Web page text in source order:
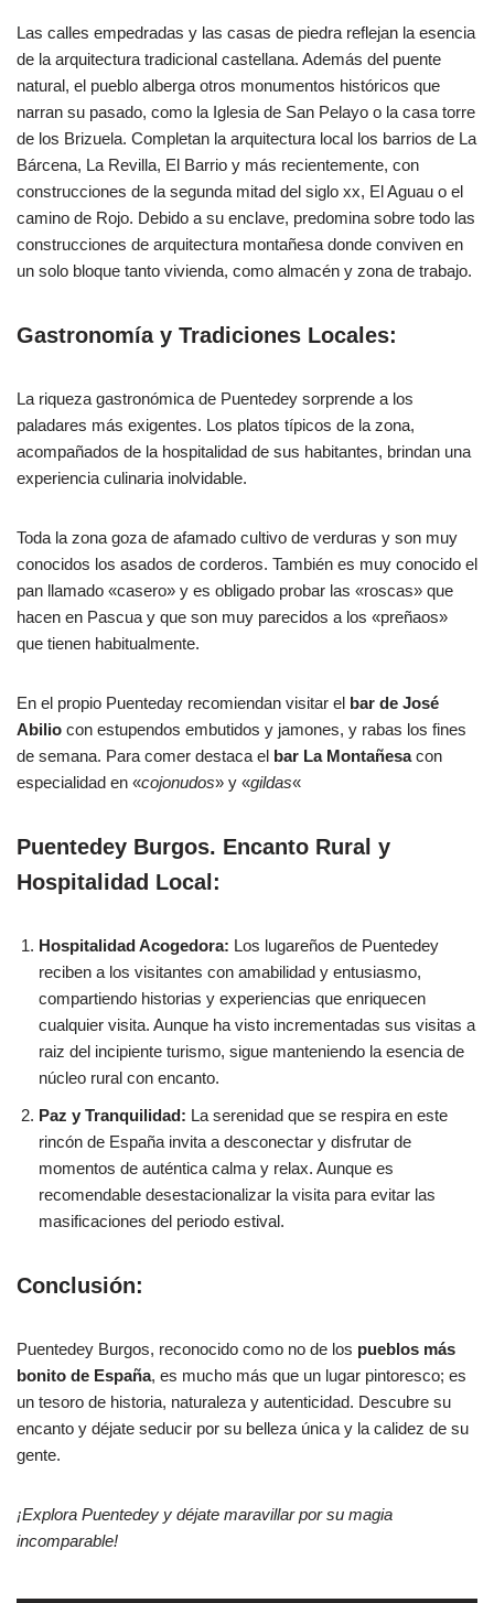
Las calles empedradas y las casas de piedra reflejan la esencia
de la arquitectura tradicional castellana. Además del puente
natural, el pueblo alberga otros monumentos históricos que
narran su pasado, como la Iglesia de San Pelayo o la casa torre
de los Brizuela. Completan la arquitectura local los barrios de La
Bárcena, La Revilla, El Barrio y más recientemente, con
construcciones de la segunda mitad del siglo xx, El Aguau o el
camino de Rojo. Debido a su enclave, predomina sobre todo las
construcciones de arquitectura montañesa donde conviven en
un solo bloque tanto vivienda, como almacén y zona de trabajo.
Gastronomía y Tradiciones Locales:
La riqueza gastronómica de Puentedey sorprende a los
paladares más exigentes. Los platos típicos de la zona,
acompañados de la hospitalidad de sus habitantes, brindan una
experiencia culinaria inolvidable.
Toda la zona goza de afamado cultivo de verduras y son muy
conocidos los asados de corderos. También es muy conocido el
pan llamado «casero» y es obligado probar las «roscas» que
hacen en Pascua y que son muy parecidos a los «preñaos»
que tienen habitualmente.
En el propio Puenteday recomiendan visitar el bar de José
Abilio con estupendos embutidos y jamones, y rabas los fines
de semana. Para comer destaca el bar La Montañesacon
especialidad en «cojonudos» y «gildas«
Puentedey Burgos. Encanto Rural y
Hospitalidad Local:
Hospitalidad Acogedora: Los lugareños de Puentedey
reciben a los visitantes con amabilidad y entusiasmo,
compartiendo historias y experiencias que enriquecen
cualquier visita. Aunque ha visto incrementadas sus visitas a
raiz del incipiente turismo, sigue manteniendo la esencia de
núcleo rural con encanto.
Paz y Tranquilidad: La serenidad que se respira en este
rincón de España invita a desconectar y disfrutar de
momentos de auténtica calma y relax. Aunque es
recomendable desestacionalizar la visita para evitar las
masificaciones del periodo estival.
Conclusión:
Puentedey Burgos, reconocido como no de los pueblos más
bonito de España, es mucho más que un lugar pintoresco; es
un tesoro de historia, naturaleza y autenticidad. Descubre su
encanto y déjate seducir por su belleza única y la calidez de su
gente.
¡Explora Puentedey y déjate maravillar por su magia
incomparable!